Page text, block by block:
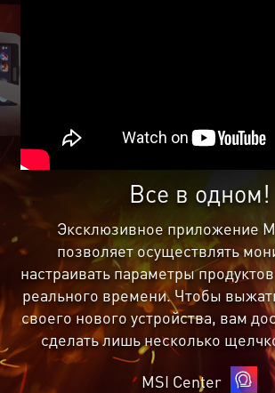
Все в одном!
Эксклюзивное приложение
позволяет осуществлять
настраивать параметры
реального времени. Чтобы
своего нового устройства, вам
сделать лишь несколько
MSI Center